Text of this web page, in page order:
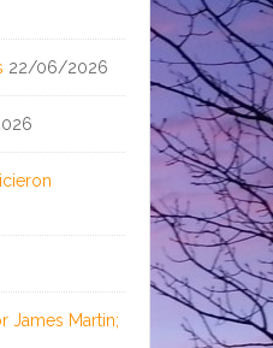
22/06/2026
James Martin;